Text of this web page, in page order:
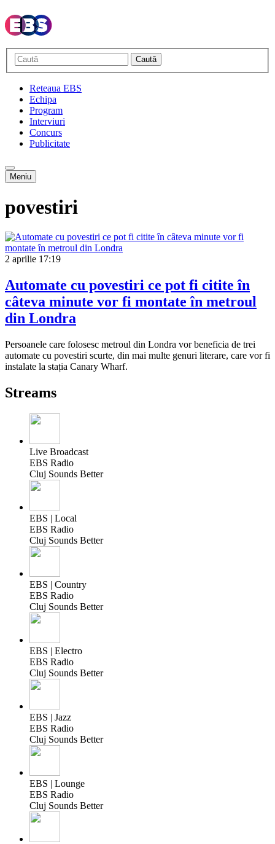
Caută
Reteaua EBS
Echipa
Program
Interviuri
Concurs
Publicitate
Meniu
povestiri
2 aprilie 17:19
Automate cu povestiri ce pot fi citite în
câteva minute vor fi montate în metroul
din Londra
Persoanele care folosesc metroul din Londra vor beneficia de trei
automate cu povestiri scurte, din mai multe genuri literare, care vor fi
instalate la stația Canary Wharf.
Streams
Live Broadcast
EBS Radio
Cluj Sounds Better
EBS | Local
EBS Radio
Cluj Sounds Better
EBS | Country
EBS Radio
Cluj Sounds Better
EBS | Electro
EBS Radio
Cluj Sounds Better
EBS | Jazz
EBS Radio
Cluj Sounds Better
EBS | Lounge
EBS Radio
Cluj Sounds Better